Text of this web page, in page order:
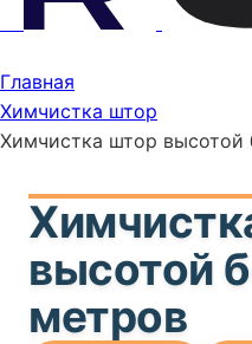
Главная
Химчистка штор
Химчистка штор высотой
высотой
метров